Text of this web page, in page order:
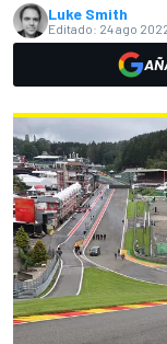
Luke Smith
Editado: 24 ago